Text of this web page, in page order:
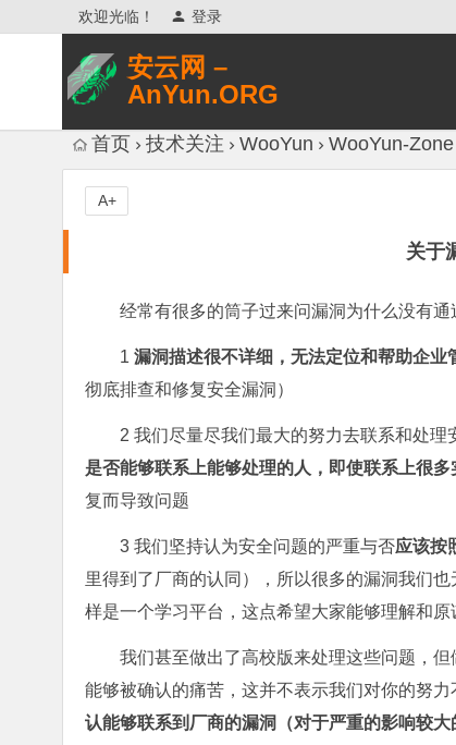
欢迎光临！ 登录
安云网 –
AnYun.ORG
网络安全研究、网络各种猎奇八卦。
首页 技术关注 WooYun WooYun-Zone
关于
A+
经常有很多的筒子过来问漏洞为什么没有通
1 漏洞描述很不详细，无法定位和帮助企业
彻底排查和修复安全漏洞）
2 我们尽量尽我们最大的努力去联系和处
是否能够联系上能够处理的人，即使联系上很
复而导致问题
3 我们坚持认为安全问题的严重与否应该按
里得到了厂商的认同），所以很多的漏洞我们
样是一个学习平台，这点希望大家能够理解和原
我们甚至做出了高校版来处理这些问题，
能够被确认的痛苦，这并不表示我们对你的努
认能够联系到厂商的漏洞（对于严重的影响较